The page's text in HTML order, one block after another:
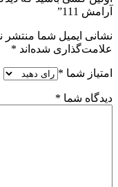
آرامش 111”
نشانی ایمیل شما منتشر
علامت‌گذاری شده‌اند *
امتیاز شما *
دیدگاه شما *